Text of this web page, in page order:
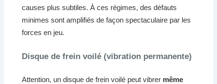
causes plus subtiles. À ces régimes, des défauts
minimes sont amplifiés de façon spectaculaire par les
forces en jeu.
Disque de frein voilé (vibration permanente)
Attention, un disque de frein voilé peut vibrer même